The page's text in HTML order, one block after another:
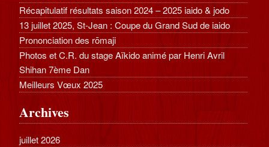
Récapitulatif résultats saison 2024 – 2025 iaido & jodo
13 juillet 2025, St-Jean : Coupe du Grand Sud de iaido
Prononciation des rōmaji
Photos et C.R. du stage Aïkido animé par Henri Avril
Shihan 7ème Dan
Meilleurs Vœux 2025
Archives
juillet 2026